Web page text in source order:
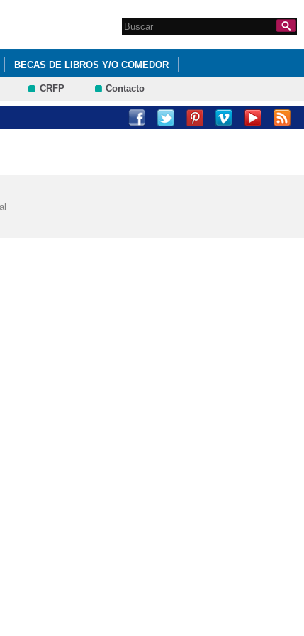
Formulario de
búsqueda
Search this site
BECAS DE LIBROS Y/O COMEDOR
Y ENSEÑANZAS DEL CENTRO.
CRFP Contacto